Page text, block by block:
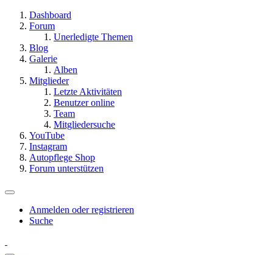
Dashboard
Forum
Unerledigte Themen
Blog
Galerie
Alben
Mitglieder
Letzte Aktivitäten
Benutzer online
Team
Mitgliedersuche
YouTube
Instagram
Autopflege Shop
Forum unterstützen
Anmelden oder registrieren
Suche